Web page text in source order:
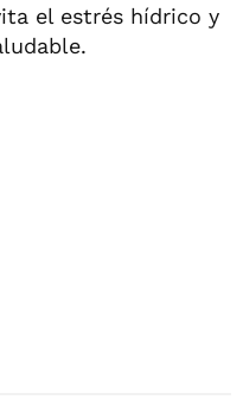
el estrés hídrico y